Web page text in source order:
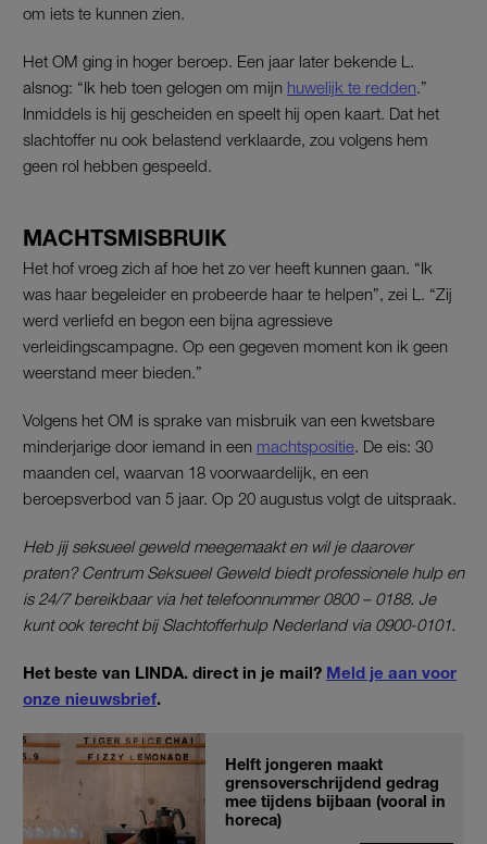
om iets te kunnen zien.
Het OM ging in hoger beroep. Een jaar later bekende L.
alsnog: “Ik heb toen gelogen om mijn huwelijk te redden .”
Inmiddels is hij gescheiden en speelt hij open kaart. Dat het
slachtoffer nu ook belastend verklaarde, zou volgens hem
geen rol hebben gespeeld.
MACHTSMISBRUIK
Het hof vroeg zich af hoe het zo ver heeft kunnen gaan. “Ik
was haar begeleider en probeerde haar te helpen”, zei L. “Zij
werd verliefd en begon een bijna agressieve
verleidingscampagne. Op een gegeven moment kon ik geen
weerstand meer bieden.”
Volgens het OM is sprake van misbruik van een kwetsbare
minderjarige door iemand in een machtspositie . De eis: 30
maanden cel, waarvan 18 voorwaardelijk, en een
beroepsverbod van 5 jaar. Op 20 augustus volgt de uitspraak.
Heb jij seksueel geweld meegemaakt en wil je daarover
praten? Centrum Seksueel Geweld biedt professionele hulp en
is 24/7 bereikbaar via het telefoonnummer 0800 – 0188. Je
kunt ook terecht bij Slachtofferhulp Nederland via 0900-0101.
Het beste van LINDA. direct in je mail? Meld je aan voor
onze nieuwsbrief.
Helft jongeren maakt
grensoverschrijdend gedrag
mee tijdens bijbaan (vooral in
horeca)